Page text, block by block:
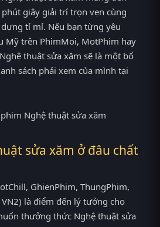
giây giải trí trọn vẹn cùng
tỉ mỉ. Nếu bạn từng yêu
Mỹ trên PhimMoi, MotPhim hay
thuật sửa xăm sẽ là một bổ
sách phải xem của mình tại
sửa xăm ở đâu chất
GhienPhim, ThungPhim,
VN2) là điểm đến lý tưởng cho
thưởng thức Nghệ thuật sửa